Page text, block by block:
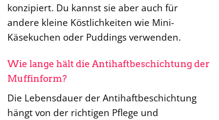
konzipiert. Du kannst sie aber auch für
andere kleine Köstlichkeiten wie Mini-
Käsekuchen oder Puddings verwenden.
Wie lange hält die Antihaftbeschichtung der
Muffinform?
Die Lebensdauer der Antihaftbeschichtung
hängt von der richtigen Pflege und